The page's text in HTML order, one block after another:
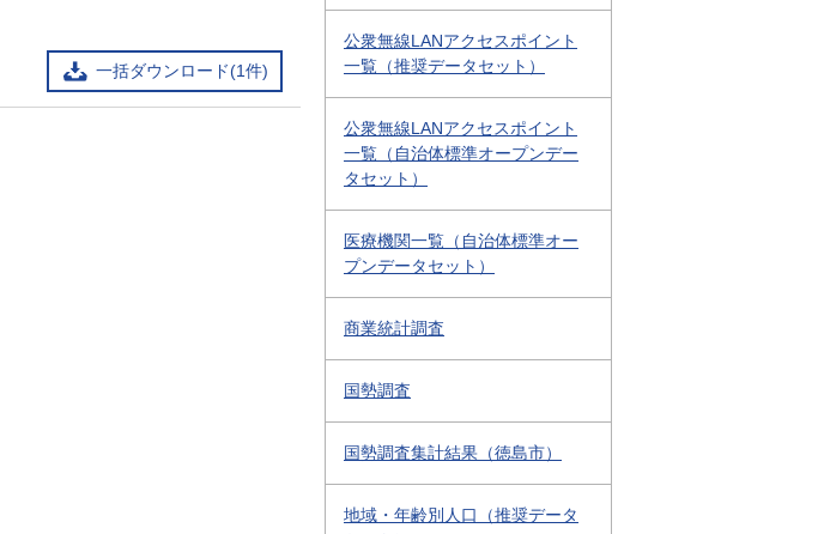
一括ダウンロード(1件)
公衆無線LANアクセスポイント
一覧（推奨データセット）
公衆無線LANアクセスポイント
一覧（自治体標準オープンデー
タセット）
医療機関一覧（自治体標準オー
プンデータセット）
商業統計調査
国勢調査
国勢調査集計結果（徳島市）
地域・年齢別人口（推奨データ